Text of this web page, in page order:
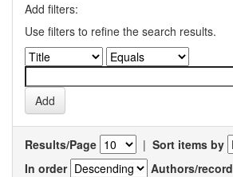
Add filters:
Use filters to refine the search results.
Results/Page | Sort items by
In order
Authors/record